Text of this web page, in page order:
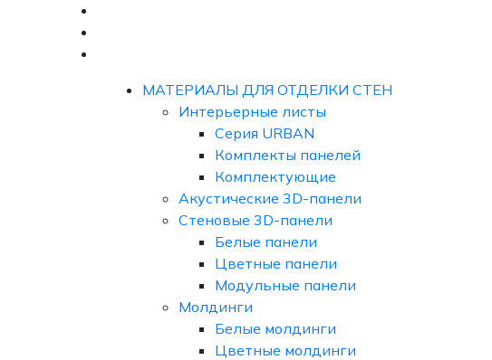
МАТЕРИАЛЫ ДЛЯ ОТДЕЛКИ СТЕН
Интерьерные листы
Серия URBAN
Комплекты панелей
Комплектующие
Акустические 3D-панели
Стеновые 3D-панели
Белые панели
Цветные панели
Модульные панели
Молдинги
Белые молдинги
Цветные молдинги